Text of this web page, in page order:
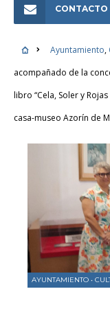
CONTACTO
Ayuntamiento,
acompañado de la
libro “Cela, Soler y
casa-museo Azorín de
AYUNTAMIENTO •